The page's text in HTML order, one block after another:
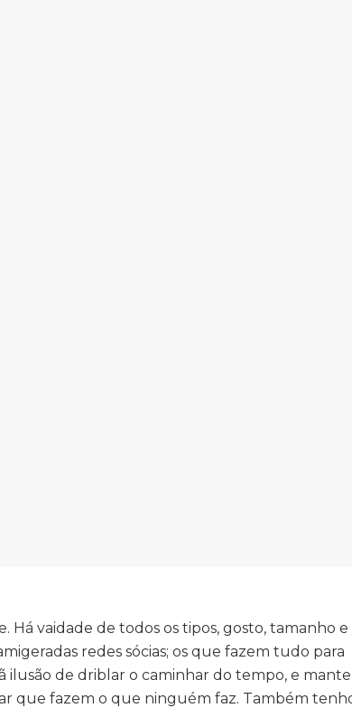
Há vaidade de todos os tipos, gosto, tamanho e
redes sócias; os que fazem tudo para
ilusão de driblar o caminhar do tempo, e
que fazem o que ninguém faz. Também